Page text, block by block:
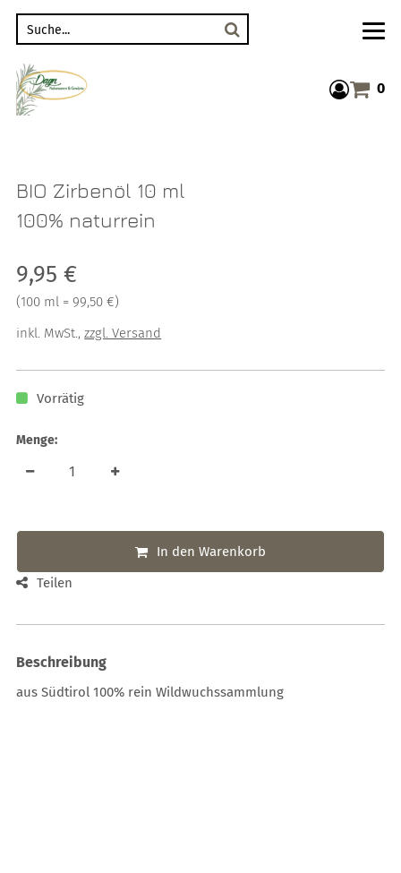
0
BIO Zirbenöl 10 ml
100% naturrein
Verkaufspreis: 9,95 €
9,95 €
Preis pro 100 ml = 99,50 €
(100 ml = 99,50 €)
inkl. MwSt.,zzgl. Versand
Vorrätig
Menge:
In den Warenkorb
Teilen
Beschreibung
aus Südtirol 100% rein Wildwuchssammlung